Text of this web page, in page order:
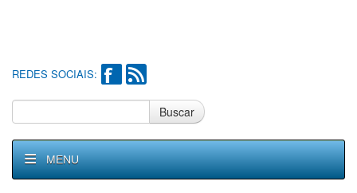
REDES SOCIAIS:
Buscar
MENU